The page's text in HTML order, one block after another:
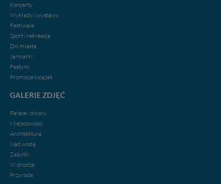
Koncerty
Wykłady i wystawy
Festiwale
Sport i rekreacja
Dni miasta
Jarmarki
Festyny
Promocje ksiązek
GALERIE ZDJĘĆ
Pałace i dwory
Miejscowości
Architektura
Nad wodą
Zabytki
W drodze
Przyroda